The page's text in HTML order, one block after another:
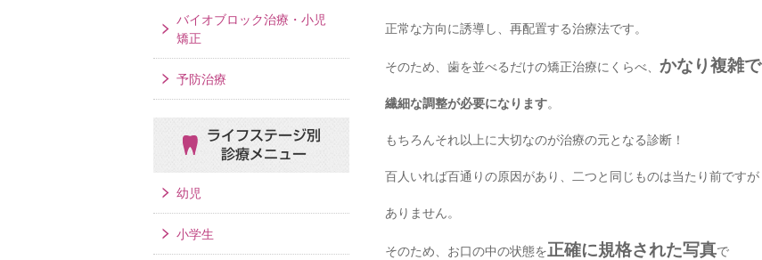
正常な方向に誘導し、再配置する治療法です。
そのため、歯を並べるだけの矯正治療にくらべ、 かなり複雑で
繊細な調整が必要になります。
もちろんそれ以上に大切なのが治療の元となる診断！
百人いれば百通りの原因があり、二つと同じものは当たり前ですが
ありません。
そのため、お口の中の状態を正確に規格された写真で
バイオブロック治療・小児
矯正
予防治療
ライフステージ別
診療メニュー
幼児
小学生